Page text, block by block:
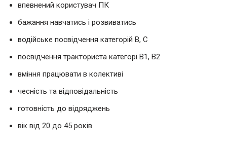
впевнений користувач ПК
бажання навчатись і розвиватись
водійське посвідчення категорій В, С
посвідчення тракториста категорі В1, В2
вміння працювати в колективі
чесність та відповідальність
готовність до відряджень
вік від 20 до 45 років